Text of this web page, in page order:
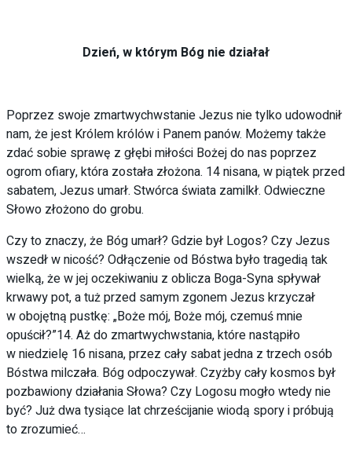
Dzień, w którym Bóg nie działał
Poprzez swoje zmartwychwstanie Jezus nie tylko udowodnił
nam, że jest Królem królów i Panem panów. Możemy także
zdać sobie sprawę z głębi miłości Bożej do nas poprzez
ogrom ofiary, która została złożona. 14 nisana, w piątek przed
sabatem, Jezus umarł. Stwórca świata zamilkł. Odwieczne
Słowo złożono do grobu.
Czy to znaczy, że Bóg umarł? Gdzie był Logos? Czy Jezus
wszedł w nicość? Odłączenie od Bóstwa było tragedią tak
wielką, że w jej oczekiwaniu z oblicza Boga-Syna spływał
krwawy pot, a tuż przed samym zgonem Jezus krzyczał
w obojętną pustkę: „Boże mój, Boże mój, czemuś mnie
opuścił?”14. Aż do zmartwychwstania, które nastąpiło
w niedzielę 16 nisana, przez cały sabat jedna z trzech osób
Bóstwa milczała. Bóg odpoczywał. Czyżby cały kosmos był
pozbawiony działania Słowa? Czy Logosu mogło wtedy nie
być? Już dwa tysiące lat chrześcijanie wiodą spory i próbują
to zrozumieć…